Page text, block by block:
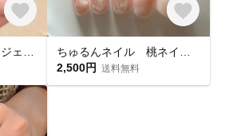
2,500円 送料無料